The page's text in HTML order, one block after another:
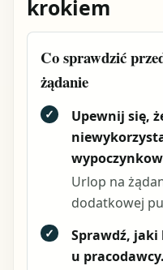
krokiem
Co sprawdzić
żądanie
✓
Upewnij się,
Urlop na
dodatkowej
✓
Sprawdź, jaki
u pracodawcy.